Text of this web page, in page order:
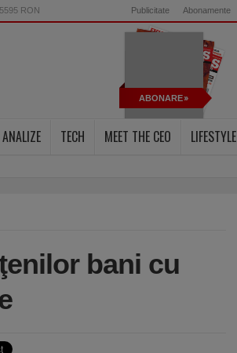
RON Publicitate Abonamente
ABONARE
ANALIZE TECH MEET THE CEO LIFESTYLE
bani cu